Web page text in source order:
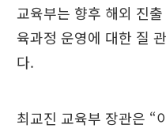
교육부는 향후 해외 진
육과정 운영에 대한 질
다.
최교진 교육부 장관은 “